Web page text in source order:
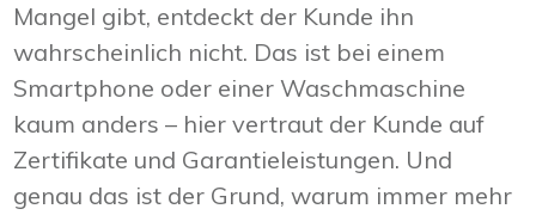
Mangel gibt, entdeckt der Kunde ihn
wahrscheinlich nicht. Das ist bei einem
Smartphone oder einer Waschmaschine
kaum anders – hier vertraut der Kunde auf
Zertifikate und Garantieleistungen. Und
genau das ist der Grund, warum immer mehr